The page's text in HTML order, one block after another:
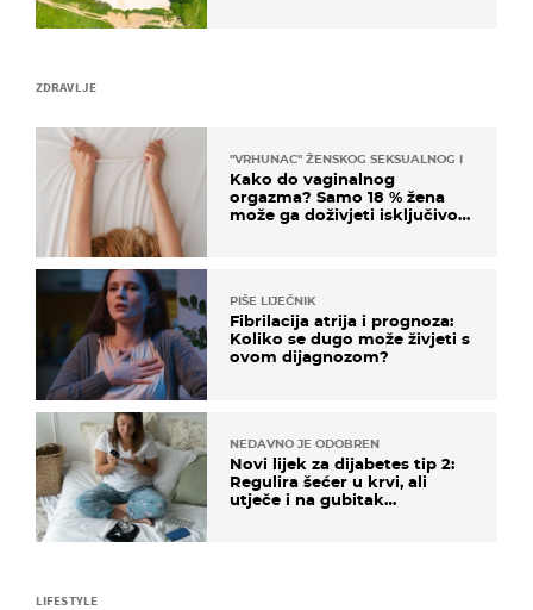
ZDRAVLJE
"VRHUNAC" ŽENSKOG SEKSUALNOG ISKUSTVA
Kako do vaginalnog
orgazma? Samo 18 % žena
može ga doživjeti isključivo
PIŠE LIJEČNIK
Fibrilacija atrija i prognoza:
Koliko se dugo može živjeti s
ovom dijagnozom?
NEDAVNO JE ODOBREN
Novi lijek za dijabetes tip 2:
Regulira šećer u krvi, ali
utječe i na gubitak
LIFESTYLE